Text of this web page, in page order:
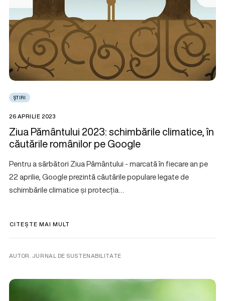
ȘTIRI
26 APRILIE 2023
Ziua Pământului 2023: schimbările climatice, în
căutările românilor pe Google
Pentru a sărbători Ziua Pământului - marcată în fiecare an pe
22 aprilie, Google prezintă căutările populare legate de
schimbările climatice și protecția…
CITEȘTE MAI MULT
AUTOR. JURNAL DE SUSTENABILITATE